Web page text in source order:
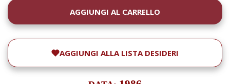
DISPONIBILITÀ
ATTUALE:
AGGIUNGI ALLA LISTA DESIDERI